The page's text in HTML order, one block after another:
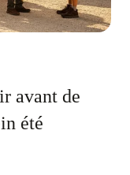
avant de
été